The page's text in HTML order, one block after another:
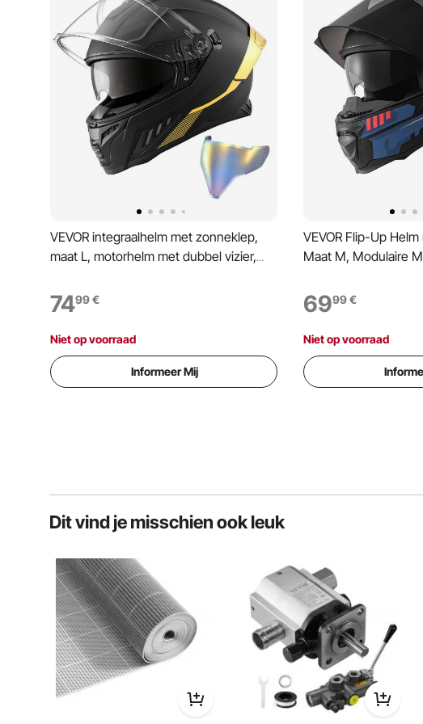
VEVOR integraalhelm met zonneklep,
maat L, motorhelm met dubbel vizier,
voor mannen en vrouwen, integraalhelm
met Bluetooth-
luidsprekercompartiment,
bromfietshelm
7499€
Niet op voorraad
Informeer Mij
VEVOR Flip-Up
Maat M, Modulaire
voor Volwassenen,
Bluetooth-
Uitneembare
6999€
Niet op voorraad
Dit vind je misschien ook leuk